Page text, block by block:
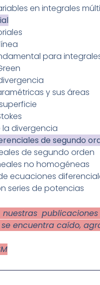
en integrales
para
y sus áreas
la divergencia
de segundo
de segundo orden
no homogéneas
ecuaciones
series de potencias
encuentra caído,